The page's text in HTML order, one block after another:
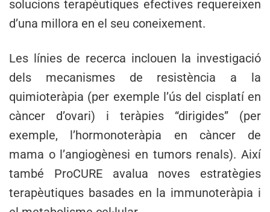
solucions terapèutiques efectives requereixen
d’una millora en el seu coneixement.
Les línies de recerca inclouen la investigació
dels mecanismes de resistència a la
quimioteràpia (per exemple l’ús del cisplatí en
càncer d’ovari) i teràpies “dirigides” (per
exemple, l’hormonoteràpia en càncer de
mama o l’angiogènesi en tumors renals). Així
també ProCURE avalua noves estratègies
terapèutiques basades en la immunoteràpia i